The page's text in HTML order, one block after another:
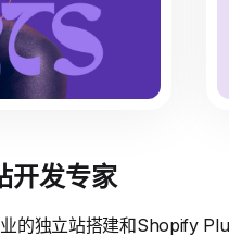
开发专家
的独立站搭建和Shopify